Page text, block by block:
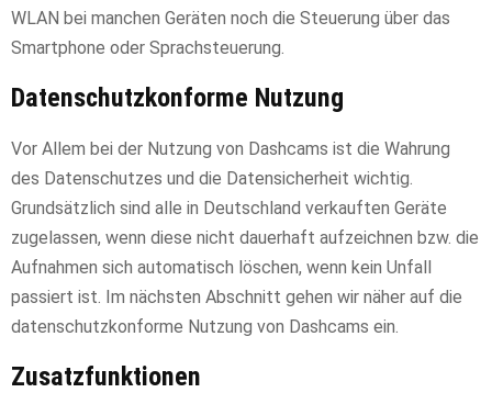
WLAN bei manchen Geräten noch die Steuerung über das
Smartphone oder Sprachsteuerung.
Datenschutzkonforme Nutzung
Vor Allem bei der Nutzung von Dashcams ist die Wahrung
des Datenschutzes und die Datensicherheit wichtig.
Grundsätzlich sind alle in Deutschland verkauften Geräte
zugelassen, wenn diese nicht dauerhaft aufzeichnen bzw. die
Aufnahmen sich automatisch löschen, wenn kein Unfall
passiert ist. Im nächsten Abschnitt gehen wir näher auf die
datenschutzkonforme Nutzung von Dashcams ein.
Zusatzfunktionen